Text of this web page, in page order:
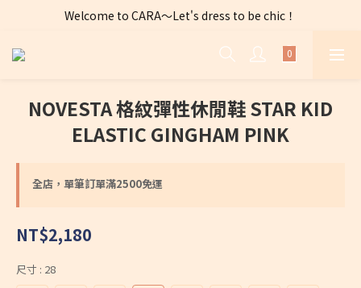
全店購物滿 $2500免運費～
Welcome to CARA～Let's dress to be chic！
全店購物滿 $2500免運費～
NOVESTA 格紋彈性休閒鞋 STAR KID
ELASTIC GINGHAM PINK
全店，單筆訂單滿2500免運
NT$2,180
尺寸 : 28